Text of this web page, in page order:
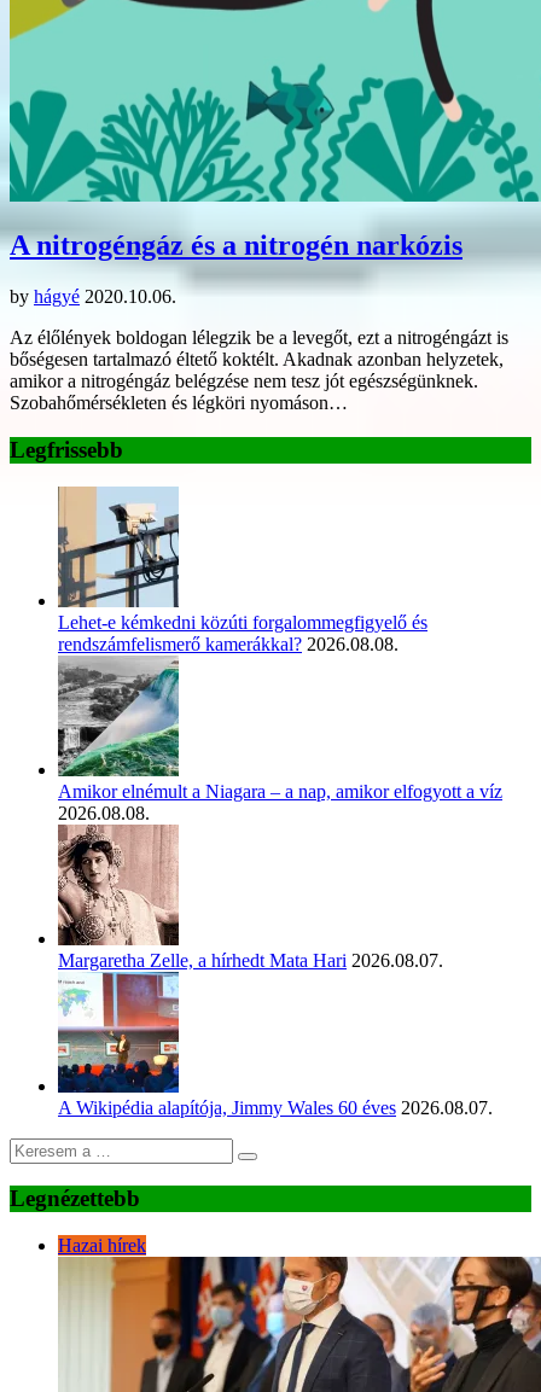
A nitrogéngáz és a nitrogén narkózis
by hágyé 2020.10.06.
Az élőlények boldogan lélegzik be a levegőt, ezt a nitrogéngázt is
bőségesen tartalmazó éltető koktélt. Akadnak azonban helyzetek,
amikor a nitrogéngáz belégzése nem tesz jót egészségünknek.
Szobahőmérsékleten és légköri nyomáson…
Legfrissebb
Lehet-e kémkedni közúti forgalommegfigyelő és
rendszámfelismerő kamerákkal? 2026.08.08.
Amikor elnémult a Niagara – a nap, amikor elfogyott a víz
2026.08.08.
Margaretha Zelle, a hírhedt Mata Hari 2026.08.07.
A Wikipédia alapítója, Jimmy Wales 60 éves 2026.08.07.
Legnézettebb
Hazai hírek